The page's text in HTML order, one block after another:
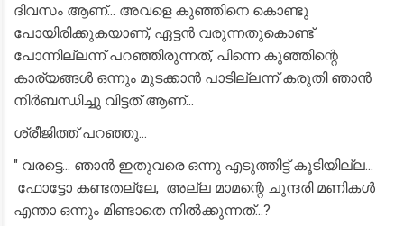
ദിവസം ആണ്... അവളെ കുഞ്ഞിനെ കൊണ്ടു
പോയിരിക്കുകയാണ്, ഏട്ടൻ വരുന്നതുകൊണ്ട്
പോന്നില്ലന്ന് പറഞ്ഞിരുന്നത്, പിന്നെ കുഞ്ഞിന്റെ
കാര്യങ്ങൾ ഒന്നും മുടക്കാൻ പാടില്ലന്ന് കരുതി ഞാൻ
നിർബന്ധിച്ചു വിട്ടത് ആണ്...
ശ്രീജിത്ത് പറഞ്ഞു...
" വരട്ടെ... ഞാൻ ഇതുവരെ ഒന്നു എടുത്തിട്ട് കൂടിയില്ല...
ഫോട്ടോ കണ്ടതല്ലേ, അല്ല മാമന്റെ ചുന്ദരി മണികൾ
എന്താ ഒന്നും മിണ്ടാതെ നിൽക്കുന്നത്...?